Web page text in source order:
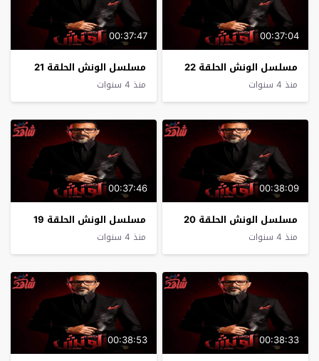
00:37:04
مسلسل الونش الحلقة 22
منذ 4 سنوات
00:37:47
مسلسل الونش الحلقة 21
منذ 4 سنوات
00:38:09
مسلسل الونش الحلقة 20
منذ 4 سنوات
00:37:46
مسلسل الونش الحلقة 19
منذ 4 سنوات
00:38:33
00:38:53